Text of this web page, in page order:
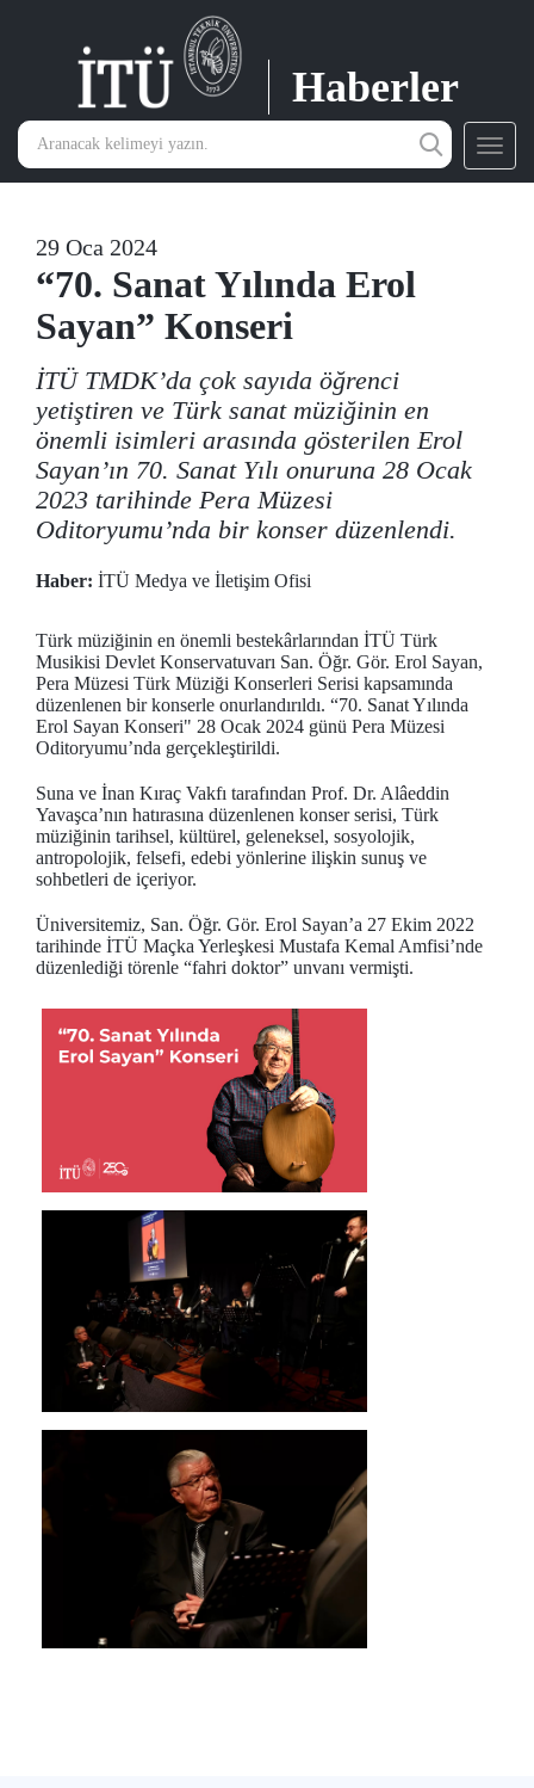
Haberler
29 Oca 2024
“70. Sanat Yılında Erol
Sayan” Konseri
İTÜ TMDK’da çok sayıda öğrenci
yetiştiren ve Türk sanat müziğinin en
önemli isimleri arasında gösterilen Erol
Sayan’ın 70. Sanat Yılı onuruna 28 Ocak
2023 tarihinde Pera Müzesi
Oditoryumu’nda bir konser düzenlendi.
Haber: İTÜ Medya ve İletişim Ofisi
Türk müziğinin en önemli bestekârlarından İTÜ Türk
Musikisi Devlet Konservatuvarı San. Öğr. Gör. Erol Sayan,
Pera Müzesi Türk Müziği Konserleri Serisi kapsamında
düzenlenen bir konserle onurlandırıldı. “70. Sanat Yılında
Erol Sayan Konseri" 28 Ocak 2024 günü Pera Müzesi
Oditoryumu’nda gerçekleştirildi.
Suna ve İnan Kıraç Vakfı tarafından Prof. Dr. Alâeddin
Yavaşca’nın hatırasına düzenlenen konser serisi, Türk
müziğinin tarihsel, kültürel, geleneksel, sosyolojik,
antropolojik, felsefi, edebi yönlerine ilişkin sunuş ve
sohbetleri de içeriyor.
Üniversitemiz, San. Öğr. Gör. Erol Sayan’a 27 Ekim 2022
tarihinde İTÜ Maçka Yerleşkesi Mustafa Kemal Amfisi’nde
düzenlediği törenle “fahri doktor” unvanı vermişti.